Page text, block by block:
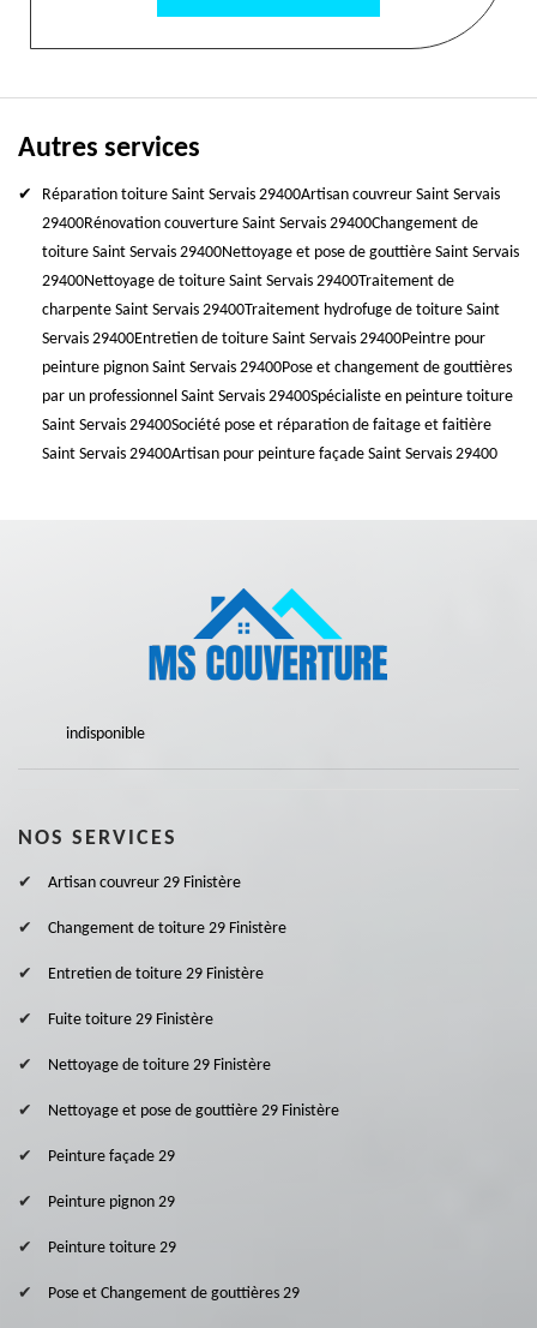
Autres services
Réparation toiture Saint Servais 29400Artisan couvreur Saint Servais
29400Rénovation couverture Saint Servais 29400Changement de
toiture Saint Servais 29400Nettoyage et pose de gouttière Saint Servais
29400Nettoyage de toiture Saint Servais 29400Traitement de
charpente Saint Servais 29400Traitement hydrofuge de toiture Saint
Servais 29400Entretien de toiture Saint Servais 29400Peintre pour
peinture pignon Saint Servais 29400Pose et changement de gouttières
par un professionnel Saint Servais 29400Spécialiste en peinture toiture
Saint Servais 29400Société pose et réparation de faitage et faitière
Saint Servais 29400Artisan pour peinture façade Saint Servais 29400
indisponible
NOS SERVICES
Artisan couvreur 29 Finistère
Changement de toiture 29 Finistère
Entretien de toiture 29 Finistère
Fuite toiture 29 Finistère
Nettoyage de toiture 29 Finistère
Nettoyage et pose de gouttière 29 Finistère
Peinture façade 29
Peinture pignon 29
Peinture toiture 29
Pose et Changement de gouttières 29